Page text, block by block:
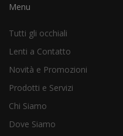
Menu
Tutti gli occhiali
Lenti a Contatto
Novità e Promozioni
Prodotti e Servizi
Chi Siamo
Dove Siamo